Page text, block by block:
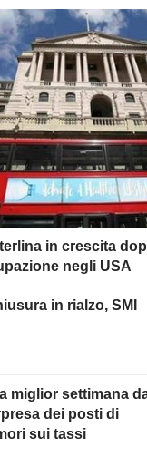
in crescita
negli USA
in rialzo, SMI
miglior settimana
dei posti di
sui tassi